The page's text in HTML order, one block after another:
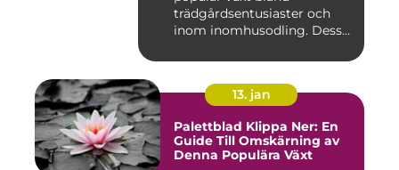
trädgårdsentusiaster och
inom inomhusodling. Dess
13. jan
Palettblad Klippa Ner: En
Guide Till Omskärning av
Denna Populära Växt